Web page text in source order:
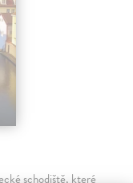
schodiště, které